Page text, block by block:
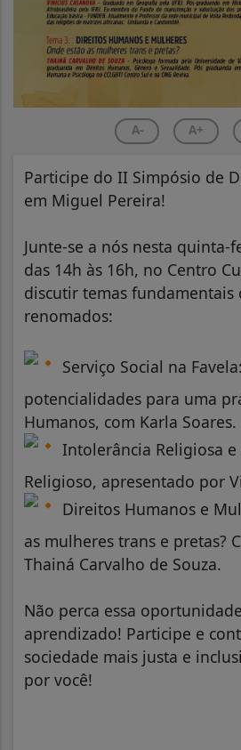
A- A+
Participe do II Simpósio de
em Miguel Pereira!
Junte-se a nós nesta quinta-
das 14h às 16h, no Centro
discutir temas fundamentais
renomados:
Serviço Social na
potencialidades para uma
Humanos, com Karla Soares.
Intolerância Religiosa e
Religioso, apresentado por
Direitos Humanos e
as mulheres trans e pretas?
Thainá Carvalho de Souza.
Não perca essa
aprendizado! Participe e
sociedade mais justa e
por você!